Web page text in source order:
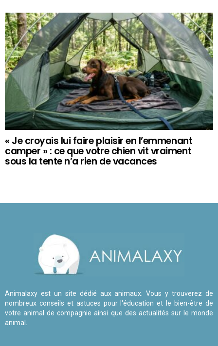
« Je croyais lui faire plaisir en l’emmenant
camper » : ce que votre chien vit vraiment
sous la tente n’a rien de vacances
Animalaxy est un site dédié aux animaux. Vous y trouverez de
nombreux conseils et astuces pour l'éducation et le bien-être de
votre animal de compagnie ainsi que des actualités sur le monde
animal.